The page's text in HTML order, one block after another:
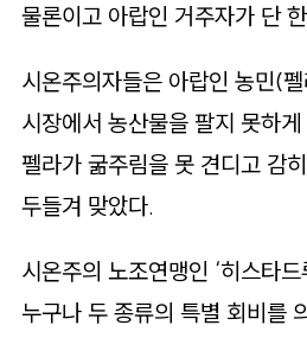
물론이고 아랍인 거주자가 단
시온주의자들은 아랍인 농민(
시장에서 농산물을 팔지 못하
펠라가 굶주림을 못 견디고 감
두들겨 맞았다.
시온주의 노조연맹인 ‘히스타
누구나 두 종류의 특별 회비를